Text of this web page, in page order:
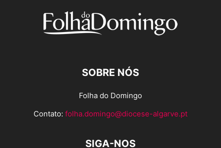
SOBRE NÓS
Folha do Domingo
Contato: folha.domingo@diocese-algarve.pt
SIGA-NOS